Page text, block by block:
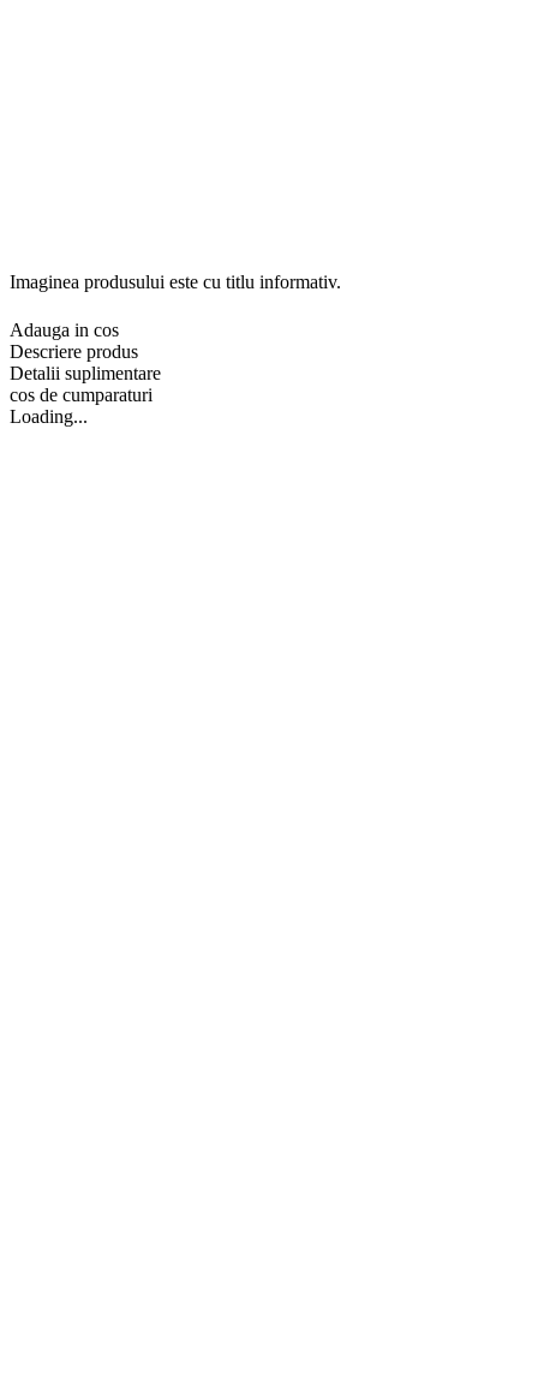
Imaginea produsului este cu titlu informativ.
Adauga in cos
Descriere produs
Detalii suplimentare
cos de cumparaturi
Loading...